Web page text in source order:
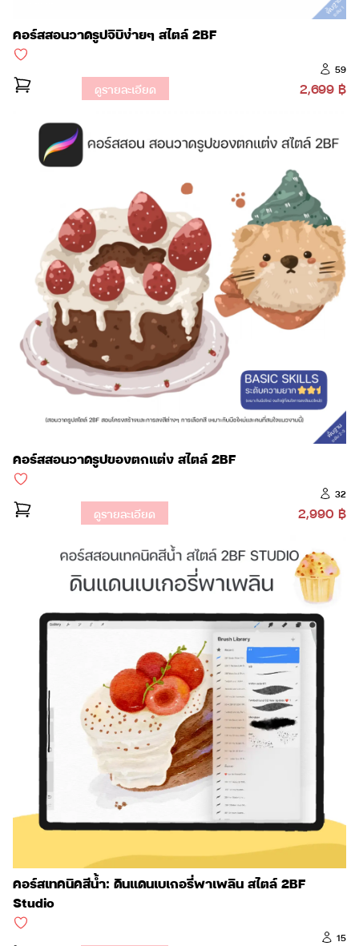
คอร์สสอนวาดรูปจิบิง่ายๆ สไตล์ 2BF
59
ดูรายละเอียด 2,699 ฿
คอร์สสอนวาดรูปของตกแต่ง สไตล์ 2BF
32
ดูรายละเอียด 2,990 ฿
คอร์สเทคนิคสีน้ำ: ดินแดนเบเกอรี่พาเพลิน สไตล์ 2BF
Studio
15